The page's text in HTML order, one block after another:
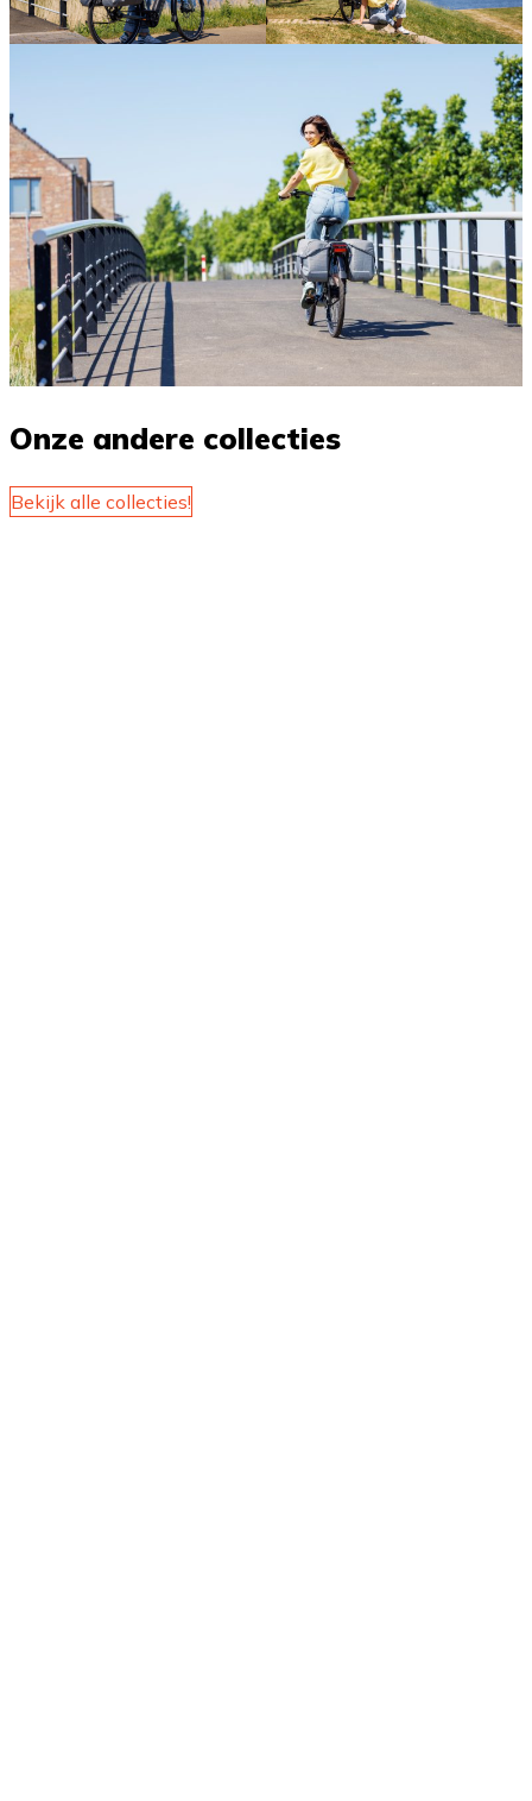
Onze andere collecties
Bekijk alle collecties!